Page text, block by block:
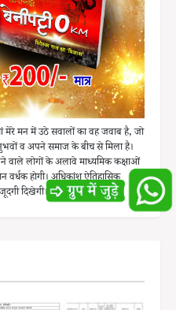
मन में उठे सवालों का वह जवाब है, जो
व अपने समाज के बीच से मिला है।
वाले लोगों के अलावे माध्यमिक कक्षाओं
वर्धक होगी। अधिकांश ऐतिहासिक
दिखेगी।